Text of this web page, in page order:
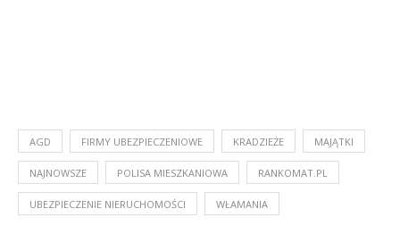
AGD FIRMY UBEZPIECZENIOWE KRADZIEŻE MAJĄTKI
NAJNOWSZE POLISA MIESZKANIOWA RANKOMAT.PL
UBEZPIECZENIE NIERUCHOMOŚCI WŁAMANIA